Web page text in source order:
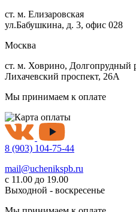
ст. м. Елизаровская
ул.Бабушкина, д. 3, офис 028
Москва
ст. м. Ховрино, Долгопрудный
Лихачевский проспект, 26А
Мы принимаем к оплате
8 (903) 104-75-44
mail@uchenikspb.ru
с 11.00 до 19.00
Выходной - воскресенье